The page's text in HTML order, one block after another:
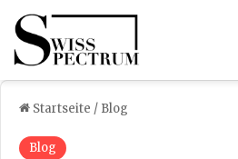
Startseite / Blog
Blog